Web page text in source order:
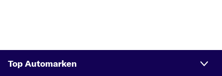
Top Automarken